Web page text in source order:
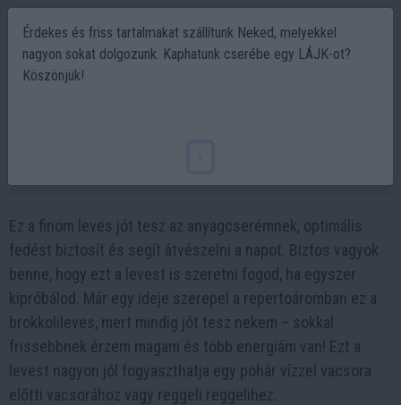
Ez a finom leves jót tesz az anyagcserémnek, optimális
fedést biztosít és segít átvészelni a napot. Biztos vagyok
benne, hogy ezt a levest is szeretni fogod, ha egyszer
kipróbálod. Már egy ideje szerepel a repertoáromban ez a
brokkolileves, mert mindig jót tesz nekem – sokkal
frissebbnek érzem magam és több energiám van! Ezt a
levest nagyon jól fogyaszthatja egy pohár vízzel vacsora
előtti vacsorához vagy reggeli reggelihez.
Érdekes és friss tartalmakat szállítunk Neked, melyekkel
nagyon sokat dolgozunk. Kaphatunk cserébe egy LÁJK-ot?
Köszönjük!